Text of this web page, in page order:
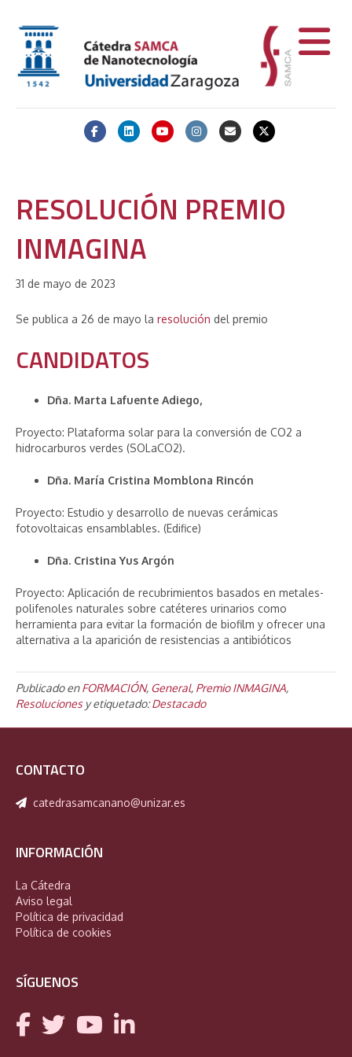
FacebookLinkedinYoutubeInstagramEmail X-twitter
RESOLUCIÓN PREMIO
INMAGINA
31 de mayo de 2023
Se publica a 26 de mayo la resolución del premio
CANDIDATOS
Dña. Marta Lafuente Adiego,
Proyecto: Plataforma solar para la conversión de CO2 a
hidrocarburos verdes (SOLaCO2).
Dña. María Cristina Momblona Rincón
Proyecto: Estudio y desarrollo de nuevas cerámicas
fotovoltaicas ensamblables. (Edifice)
Dña. Cristina Yus Argón
Proyecto: Aplicación de recubrimientos basados en metales-
polifenoles naturales sobre catéteres urinarios como
herramienta para evitar la formación de biofilm y ofrecer una
alternativa a la aparición de resistencias a antibióticos
Publicado enFORMACIÓN, General, Premio INMAGINA,
Resolucionesy etiquetado:Destacado
CONTACTO
catedrasamcanano@unizar.es
INFORMACIÓN
La Cátedra
Aviso legal
Política de privacidad
Política de cookies
SÍGUENOS